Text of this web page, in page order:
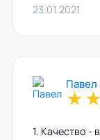
23.01.2021
Павел
★★
1. Качество -